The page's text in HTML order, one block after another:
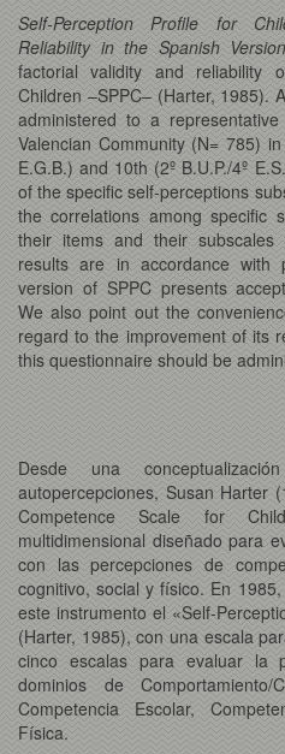
Self-Perception Profile for
Reliability in the Spanish
factorial validity and reliability
Children –SPPC– (Harter, 1985).
administered to a
Valencian Community (N= 785)
E.G.B.) and 10th (2º B.U.P./4º
of the specific self-perceptions
the correlations among specific
their items and their subscales
results are in accordance with
version of SPPC presents
We also point out the
regard to the improvement of its
this questionnaire should be
Desde una
autopercepciones, Susan Harter
Competence Scale for
multidimensional diseñado para
con las percepciones de
cognitivo, social y físico. En
este instrumento el «Self-
(Harter, 1985), con una escala
cinco escalas para evaluar la
dominios de Comportamiento/
Competencia Escolar,
Física.